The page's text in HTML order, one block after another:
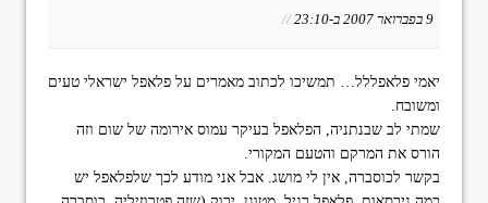
9 בפברואר 2007 ב-23:10 //
יאמי פלאפללל… תמשיכו לכתוב מאמרים על פלאפל ישראלי טעים
ומשובח.
שמתי לב שבנתניה, הפלאפל בעיקר עמוס אירומה של שום וזה
הורס את המרקם והטעם המקורי.
בקשר לכוסברה, אין לי מושג. אבל אני מודע לכך שלפלאפל יש